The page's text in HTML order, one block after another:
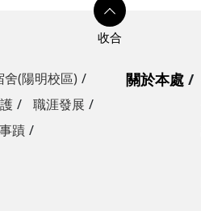
舍(陽明校區)
職涯發展
蹟
關於本處